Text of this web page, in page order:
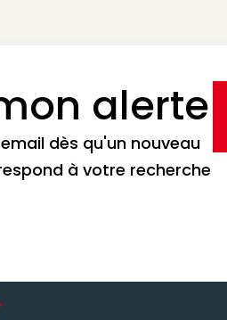
alerte
dès qu'un nouveau
à votre recherche
*